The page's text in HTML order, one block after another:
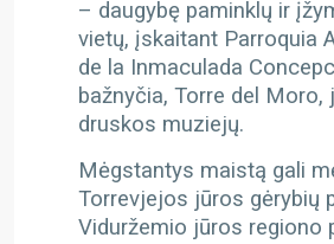
– daugybę paminklų ir
vietų, įskaitant Parroquia
de la Inmaculada
bažnyčia, Torre del Moro,
druskos muziejų.
Mėgstantys maistą gali
Torrevjejos jūros gėrybių
Viduržemio jūros regiono